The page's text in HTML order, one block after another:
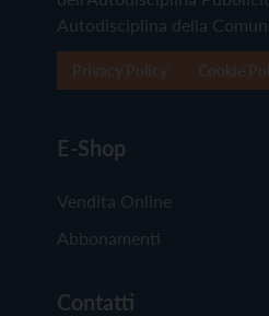
Autodisciplina della
E-Shop
Vendita Online
Abbonamenti
Contatti